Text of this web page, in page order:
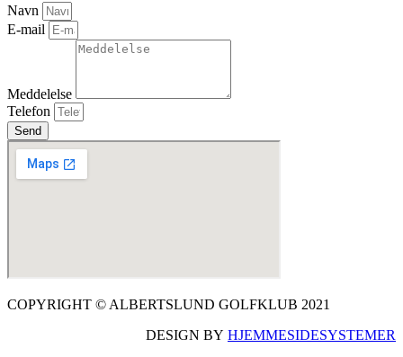
Navn
E-mail
Meddelelse
Telefon
Send
COPYRIGHT © ALBERTSLUND GOLFKLUB 2021
DESIGN BY HJEMMESIDESYSTEMER